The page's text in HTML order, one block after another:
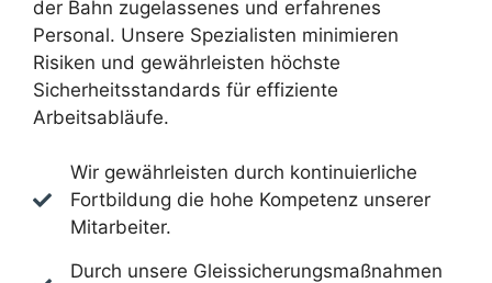
der Bahn zugelassenes und erfahrenes
Personal. Unsere Spezialisten minimieren
Risiken und gewährleisten höchste
Sicherheitsstandards für effiziente
Arbeitsabläufe.
Wir gewährleisten durch kontinuierliche
Fortbildung die hohe Kompetenz unserer
Mitarbeiter.
Durch unsere Gleissicherungsmaßnahmen